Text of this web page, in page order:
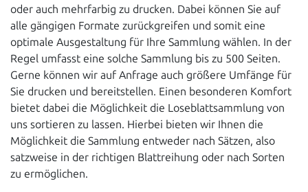
oder auch mehrfarbig zu drucken. Dabei können Sie auf
alle gängigen Formate zurückgreifen und somit eine
optimale Ausgestaltung für Ihre Sammlung wählen. In der
Regel umfasst eine solche Sammlung bis zu 500 Seiten.
Gerne können wir auf Anfrage auch größere Umfänge für
Sie drucken und bereitstellen. Einen besonderen Komfort
bietet dabei die Möglichkeit die Loseblattsammlung von
uns sortieren zu lassen. Hierbei bieten wir Ihnen die
Möglichkeit die Sammlung entweder nach Sätzen, also
satzweise in der richtigen Blattreihung oder nach Sorten
zu ermöglichen.